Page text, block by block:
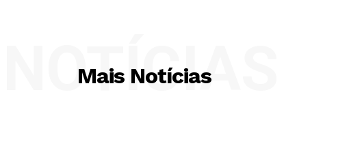
Mais Notícias
NOTÍCIAS